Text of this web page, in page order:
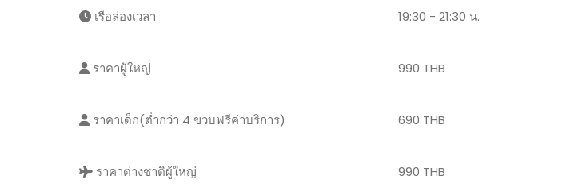
เรือล่องเวลา
ราคาผู้ใหญ่
ราคาเด็ก(ต่ำกว่า 4 ขวบฟรีค่าบริการ)
ราคาต่างชาติผู้ใหญ่
19:30 - 21:30 น.
990 THB
690 THB
990 THB